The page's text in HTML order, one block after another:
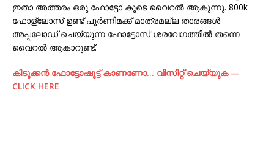
ഇതാ അത്തരം ഒരു ഫോട്ടോ കൂടെ വൈറല്‍ ആകുന്നു. 800k
ഫോള്ലോസ് ഉണ്ട് പൂര്‍ണിമക്ക് മാത്രമല്ല താരങ്ങള്‍
അപ്പലോഡ്‌ ചെയ്യുന്ന ഫോട്ടോസ് ശരവേഗത്തില്‍ തന്നെ
വൈറല്‍ ആകാറുണ്ട്.
കിടുക്കന്‍ ഫോട്ടോഷൂട്ട്‌ കാണണോ… വിസിറ്റ് ചെയ്യുക —
CLICK HERE